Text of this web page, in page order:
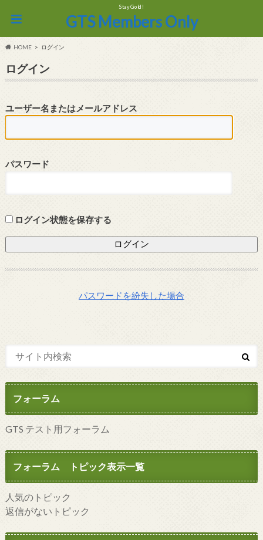
Stay Gold!
GTS Members Only
HOME ログイン
ログイン
ユーザー名またはメールアドレス
パスワード
ログイン状態を保存する
パスワードを紛失した場合
フォーラム
GTS テスト用フォーラム
フォーラム トピック表示一覧
人気のトピック
返信がないトピック